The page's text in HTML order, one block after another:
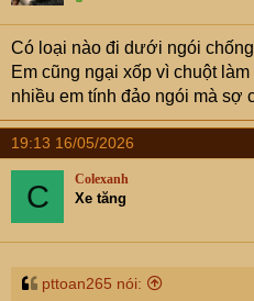
n
s
:
Có loại nào đi dưới ngói
Em cũng ngại xốp vì chuột
nhiều em tính đảo ngói mà sợ
19:13 16/05/2026
C Colexanh
Xe tăng
pttoan265 nói: